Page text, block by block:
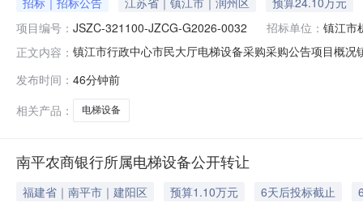
项目编号： JSZC-321100-JZCG-G2026-0032 招标单位： 镇江市
正文内容： 镇江市行政中心市民大厅电梯设备采购采购公告项目概
额：24.100000万元最高限价（如有）：24.1万元采购
发布时间： 46分钟前
相关产品：
电梯设备
南平农商银行所属电梯设备公开转让
福建省｜南平市｜建阳区 预算1.10万元 6天后投标截止